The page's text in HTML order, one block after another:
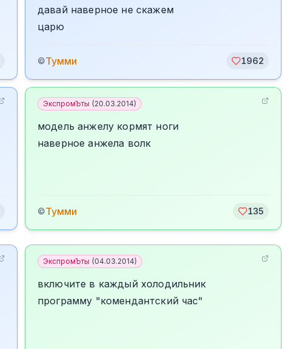
давай наверное не скажем
царю
©Тумми 1962
ЭкспромЪты (20.03.2014)
модель анжелу кормят ноги
наверное анжела волк
©Тумми 135
ЭкспромЪты (04.03.2014)
включите в каждый холодильник
программу "комендантский час"